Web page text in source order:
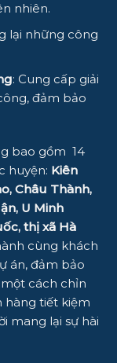
nhiên.
lại những công
: Cung cấp giải
đảm bảo
bao gồm 14
huyện: Kiên
Châu Thành,
U Minh
thị xã Hà
cùng khách
án, đảm bảo
cách chỉn
hàng tiết kiệm
mang lại sự hài